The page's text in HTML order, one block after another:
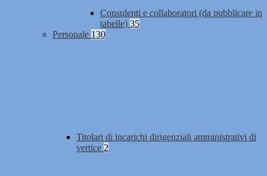
Consulenti e collaboratori (da pubblicare in
tabelle) 35
Personale 130
Titolari di incarichi dirigenziali amministrativi di
vertice 2